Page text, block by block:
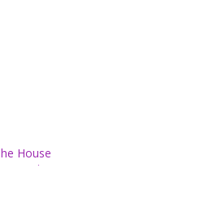
House
saja...